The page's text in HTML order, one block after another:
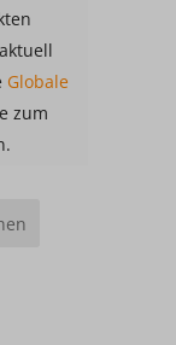
Globale
zum